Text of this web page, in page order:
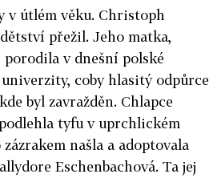
v útlém věku. Christoph
přežil. Jeho matka,
v dnešní polské
coby hlasitý odpůrce
byl zavražděn. Chlapce
tyfu v uprchlickém
našla a adoptovala
Eschenbachová. Ta jej